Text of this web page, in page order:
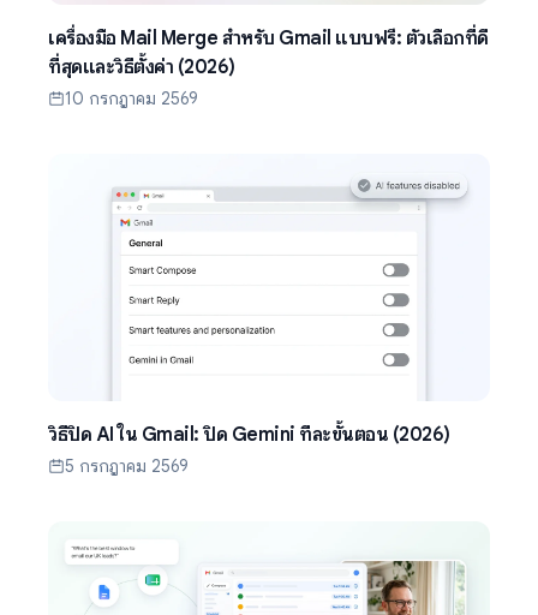
เครื่องมือ Mail Merge สำหรับ Gmail แบบฟรี: ตัวเลือกที่ดี
ที่สุดและวิธีตั้งค่า (2026)
10 กรกฎาคม 2569
วิธีปิด AI ใน Gmail: ปิด Gemini ทีละขั้นตอน (2026)
5 กรกฎาคม 2569